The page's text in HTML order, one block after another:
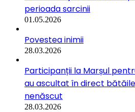
perioada sarcinii
01.05.2026
Povestea inimii
28.03.2026
Participanții la Marșul
au ascultat în direct
nenăscut
28.03.2026